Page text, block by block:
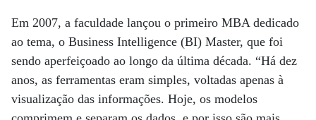
Em 2007, a faculdade lançou o primeiro MBA dedicado
ao tema, o Business Intelligence (BI) Master, que foi
sendo aperfeiçoado ao longo da última década. “Há dez
anos, as ferramentas eram simples, voltadas apenas à
visualização das informações. Hoje, os modelos